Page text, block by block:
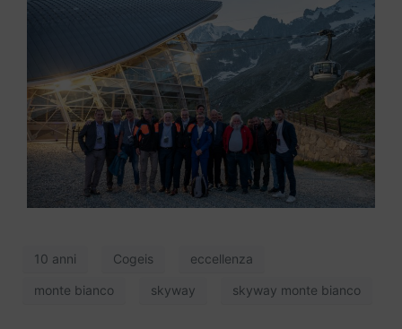
10 anni Cogeis eccellenza
monte bianco skyway skyway monte bianco